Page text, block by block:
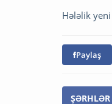
Hələlik
Paylaş
ŞƏRHLƏR